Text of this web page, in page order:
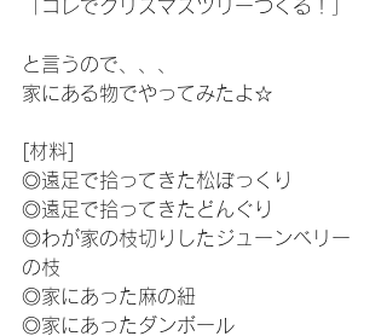
「コレでクリスマスツリーつくる！」
と言うので、、、
家にある物でやってみたよ☆
[材料]
◎遠足で拾ってきた松ぼっくり
◎遠足で拾ってきたどんぐり
◎わが家の枝切りしたジューンベリー
の枝
◎家にあった麻の紐
◎家にあったダンボール